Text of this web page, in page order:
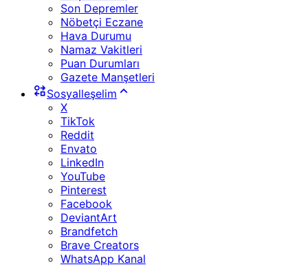
Son Depremler
Nöbetçi Eczane
Hava Durumu
Namaz Vakitleri
Puan Durumları
Gazete Manşetleri
Sosyalleşelim
X
TikTok
Reddit
Envato
LinkedIn
YouTube
Pinterest
Facebook
DeviantArt
Brandfetch
Brave Creators
WhatsApp Kanal